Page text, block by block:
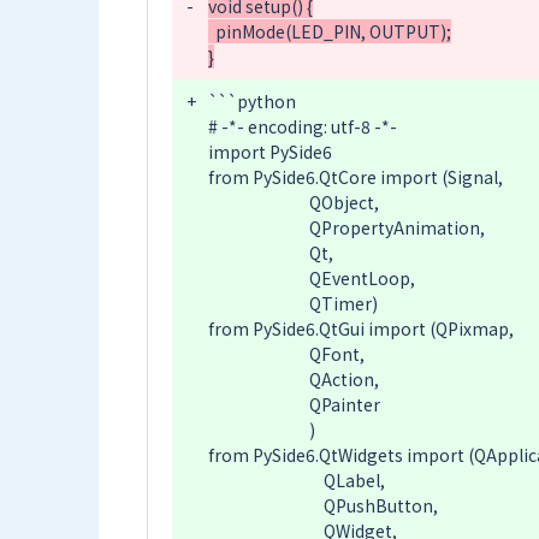
-
void setup() {
}
+ ```python
# -*- encoding: utf-8 -*-
import PySide6
from PySide6.QtCore import (Signal,
from PySide6.QtGui import (QPixmap,
from PySide6.QtWidgets import